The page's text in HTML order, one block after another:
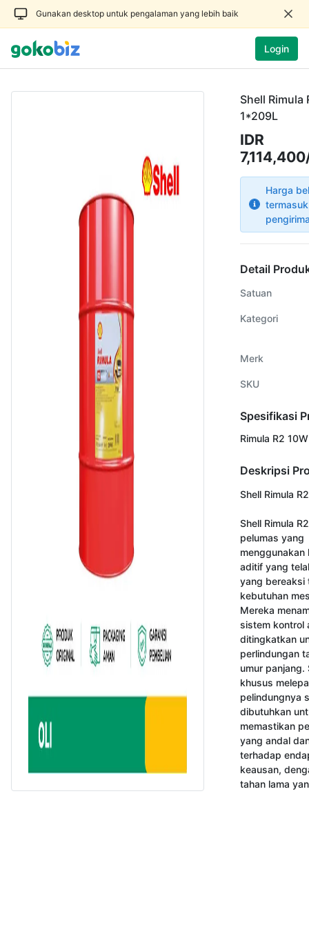
Gunakan desktop untuk pengalaman yang lebih baik
Login
Shell Rimula
1*209L
IDR
Harga
Detail
Satuan
Kategori
Merk
SKU
Spesifikasi
Rimula R2
Deskripsi
Shell Rimula
Shell Rimula
pelumas yang
menggunakan
aditif yang
yang bereaksi
kebutuhan
Mereka
sistem kontrol
ditingkatkan
perlindungan
umur
khusus
pelindungnya
dibutuhkan
memastikan
yang andal
terhadap
keausan,
tahan lama